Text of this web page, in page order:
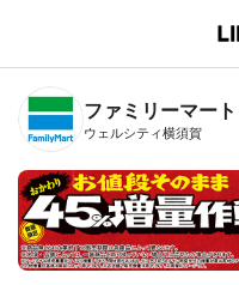
B
n
T
ファミリーマート
ウェルシティ横須賀